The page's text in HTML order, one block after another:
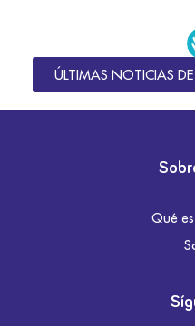
ÚLTIMAS NOTICIAS
Qué